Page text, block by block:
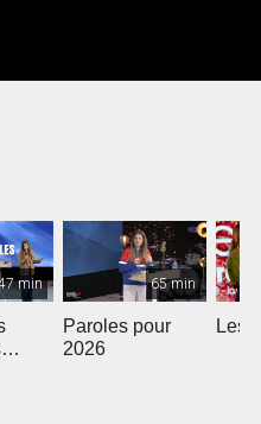
min 65 min
Paroles pour
2026
Les